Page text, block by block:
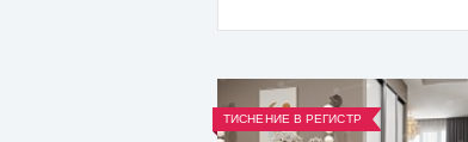
ТИСНЕНИЕ В РЕГИСТР